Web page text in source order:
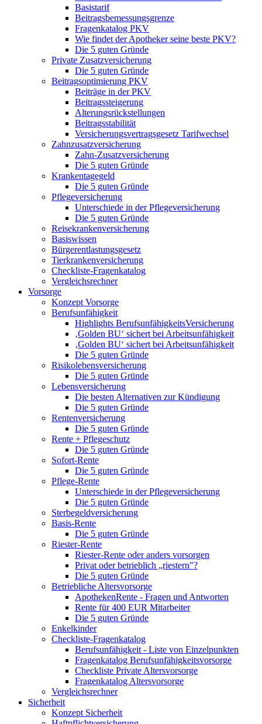
Basistarif
Beitragsbemessungsgrenze
Fragenkatalog PKV
Wie findet der Apotheker seine beste PKV?
Die 5 guten Gründe
Private Zusatzversicherung
Die 5 guten Gründe
Beitragsoptimierung PKV
Beiträge in der PKV
Beitragssteigerung
Alterungsrückstellungen
Beitragsstabilität
Versicherungsvertragsgesetz Tarifwechsel
Zahnzusatzversicherung
Zahn-Zusatzversicherung
Die 5 guten Gründe
Krankentagegeld
Die 5 guten Gründe
Pflegeversicherung
Unterschiede in der Pflegeversicherung
Die 5 guten Gründe
Reisekrankenversicherung
Basiswissen
Bürgerentlastungsgesetz
Tierkrankenversicherung
Checkliste-Fragenkatalog
Vergleichsrechner
Vorsorge
Konzept Vorsorge
Berufsunfähigkeit
Highlights BerufsunfähigkeitsVersicherung
‚Golden BU‘ sichert bei Arbeitsunfähigkeit
‚Golden BU‘ sichert bei Arbeitsunfähigkeit
Die 5 guten Gründe
Risikolebensversicherung
Die 5 guten Gründe
Lebensversicherung
Die besten Alternativen zur Kündigung
Die 5 guten Gründe
Rentenversicherung
Die 5 guten Gründe
Rente + Pflegeschutz
Die 5 guten Gründe
Sofort-Rente
Die 5 guten Gründe
Pflege-Rente
Unterschiede in der Pflegeversicherung
Die 5 guten Gründe
Sterbegeldversicherung
Basis-Rente
Die 5 guten Gründe
Riester-Rente
Riester-Rente oder anders vorsorgen
Privat oder betrieblich „riestern"?
Die 5 guten Gründe
Betriebliche Altersvorsorge
ApothekenRente - Fragen und Antworten
Rente für 400 EUR Mitarbeiter
Die 5 guten Gründe
Enkelkinder
Checkliste-Fragenkatalog
Berufsunfähigkeit - Liste von Einzelpunkten
Fragenkatalog Berufsunfähigkeitsvorsorge
Checkliste Private Altersvorsorge
Fragenkatalog Altersvorsorge
Vergleichsrechner
Sicherheit
Konzept Sicherheit